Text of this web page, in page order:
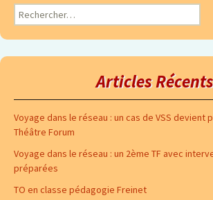
Rechercher :
Articles Récents
Voyage dans le réseau : un cas de VSS devient
Théâtre Forum
Voyage dans le réseau : un 2ème TF avec
préparées
TO en classe pédagogie Freinet